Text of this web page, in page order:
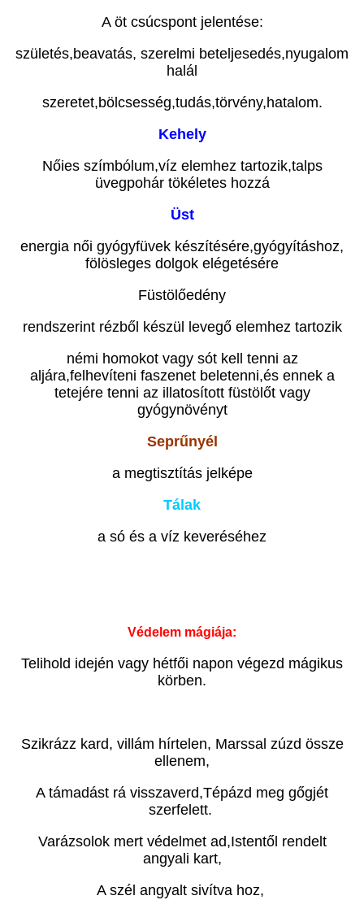
A öt csúcspont jelentése:
születés,beavatás, szerelmi beteljesedés,nyugalom
halál
szeretet,bölcsesség,tudás,törvény,hatalom.
Kehely
Nőies szímbólum,víz elemhez tartozik,talps
üvegpohár tökéletes hozzá
Üst
energia női gyógyfüvek készítésére,gyógyításhoz,
fölösleges dolgok elégetésére
Füstölőedény
rendszerint rézből készül levegő elemhez tartozik
némi homokot vagy sót kell tenni az
aljára,felhevíteni faszenet beletenni,és ennek a
tetejére tenni az illatosított füstölőt vagy
gyógynövényt
Seprűnyél
a megtisztítás jelképe
Tálak
a só és a víz keveréséhez
Védelem mágiája:
Telihold idején vagy hétfői napon végezd mágikus
körben.
Szikrázz kard, villám hírtelen, Marssal zúzd össze
ellenem,
A támadást rá visszaverd,Tépázd meg gőgjét
szerfelett.
Varázsolok mert védelmet ad,Istentől rendelt
angyali kart,
A szél angyalt sivítva hoz,